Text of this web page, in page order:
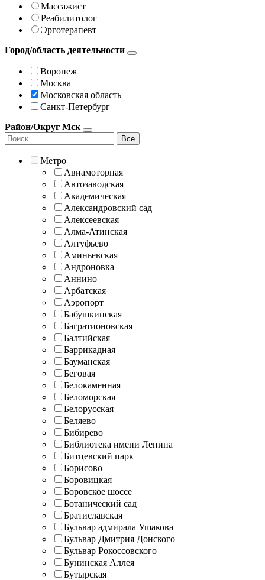
Массажист
Реабилитолог
Эрготерапевт
Город/область деятельности
Воронеж
Москва
Московская область
Санкт-Петербург
Район/Округ Мск
Все
Метро
Авиамоторная
Автозаводская
Академическая
Александровский сад
Алексеевская
Алма-Атинская
Алтуфьево
Аминьевская
Андроновка
Аннино
Арбатская
Аэропорт
Бабушкинская
Багратионовская
Балтийская
Баррикадная
Бауманская
Беговая
Белокаменная
Беломорская
Белорусская
Беляево
Бибирево
Библиотека имени Ленина
Битцевский парк
Борисово
Боровицкая
Боровское шоссе
Ботанический сад
Братиславская
Бульвар адмирала Ушакова
Бульвар Дмитрия Донского
Бульвар Рокоссовского
Бунинская Аллея
Бутырская